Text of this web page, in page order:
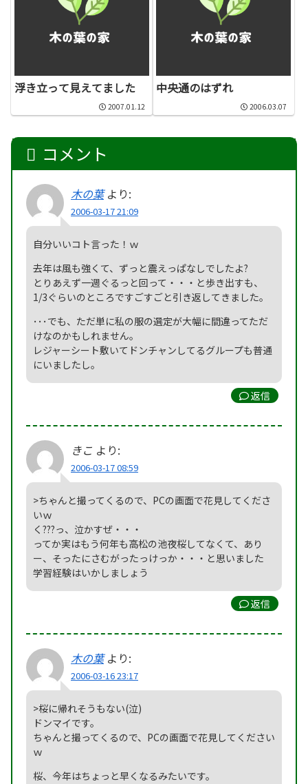
浮き立って見えてました
2007.01.12
中央通のはずれ
2006.03.07
コメント
木の葉 より:
2006-03-17 21:09
自分いいコト言った！ｗ
去年は風も強くて、ずっと震えっぱなしでしたよ?
とりあえず一週ぐるっと回って・・・と歩き出すも、
1/3ぐらいのところですごすごと引き返してきました。
･･･でも、ただ単に私の服の選定が大幅に間違ってただ
けなのかもしれません。
レジャーシート敷いてドンチャンしてるグループも普通
にいましたし。
返信
きこ より:
2006-03-17 08:59
>ちゃんと撮ってくるので、PCの画面で花見してくださ
いｗ
く???っ、泣かすぜ・・・
ってか実はもう何年も高松の池夜桜してなくて、あり
ー、そったにさむがったっけっか・・・と思いました
学習経験はいかしましょう
返信
木の葉 より:
2006-03-16 23:17
>桜に帰れそうもない(泣)
ドンマイです。
ちゃんと撮ってくるので、PCの画面で花見してください
ｗ
桜、今年はちょっと早くなるみたいです。